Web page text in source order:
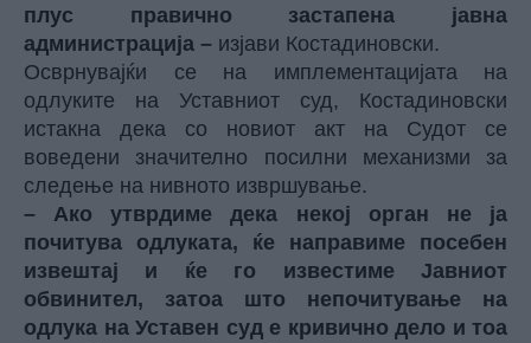
плус правично застапена јавна
администрација – изјави Костадиновски.
Осврнувајќи се на имплементацијата на
одлуките на Уставниот суд, Костадиновски
истакна дека со новиот акт на Судот се
воведени значително посилни механизми за
следење на нивното извршување.
– Ако утврдиме дека некој орган не ја
почитува одлуката, ќе направиме посебен
извештај и ќе го известиме Јавниот
обвинител, затоа што непочитување на
одлука на Уставен суд е кривично дело и тоа